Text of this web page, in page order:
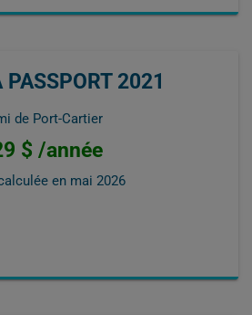
PASSPORT 2021
de Port-Cartier
$ /année
en mai 2026